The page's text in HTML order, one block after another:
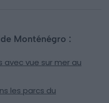
Monténégro :
avec vue sur mer au
les parcs du